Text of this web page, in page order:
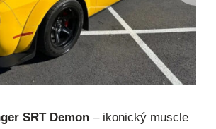
SRT Demon – ikonický muscle